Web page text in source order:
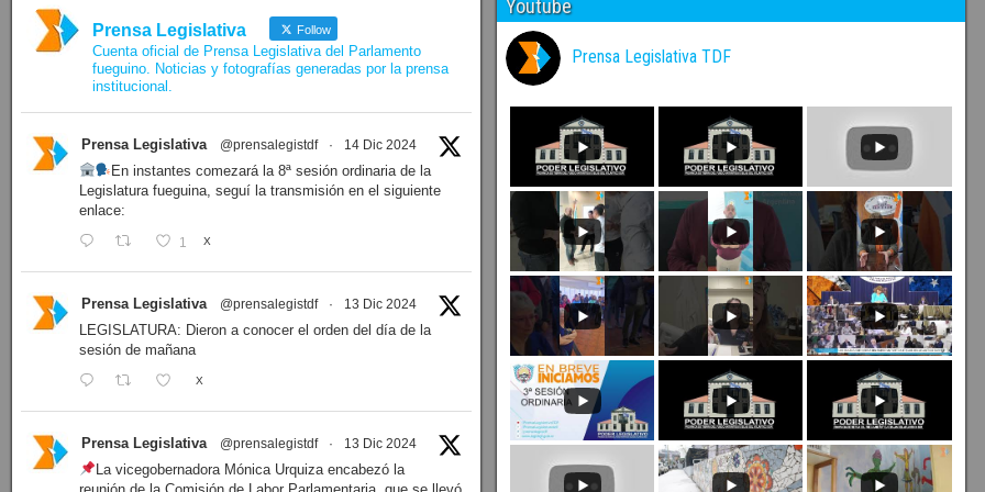
Prensa Legislativa Follow
Cuenta oficial de Prensa Legislativa del Parlamento
fueguino. Noticias y fotografías generadas por la prensa
institucional.
Prensa Legislativa @prensalegistdf · 14 Dic 2024
En instantes comezará la 8ª sesión ordinaria de la
Legislatura fueguina, seguí la transmisión en el siguiente
enlace:
1 X
Prensa Legislativa @prensalegistdf · 13 Dic 2024
LEGISLATURA: Dieron a conocer el orden del día de la
sesión de mañana
X
Prensa Legislativa @prensalegistdf · 13 Dic 2024
La vicegobernadora Mónica Urquiza encabezó la
Youtube
Prensa Legislativa TDF